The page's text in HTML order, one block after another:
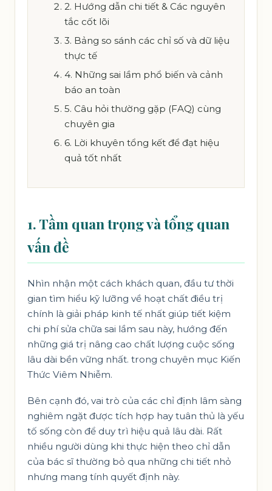
2. Hướng dẫn chi tiết & Các nguyên
tắc cốt lõi
3. Bảng so sánh các chỉ số và dữ liệu
thực tế
4. Những sai lầm phổ biến và cảnh
báo an toàn
5. Câu hỏi thường gặp (FAQ) cùng
chuyên gia
6. Lời khuyên tổng kết để đạt hiệu
quả tốt nhất
1. Tầm quan trọng và tổng quan
vấn đề
Nhìn nhận một cách khách quan, đầu tư thời
gian tìm hiểu kỹ lưỡng về hoạt chất điều trị
chính là giải pháp kinh tế nhất giúp tiết kiệm
chi phí sửa chữa sai lầm sau này, hướng đến
những giá trị nâng cao chất lượng cuộc sống
lâu dài bền vững nhất. trong chuyên mục Kiến
Thức Viêm Nhiễm.
Bên cạnh đó, vai trò của các chỉ định lâm sàng
nghiêm ngặt được tích hợp hay tuân thủ là yếu
tố sống còn để duy trì hiệu quả lâu dài. Rất
nhiều người dùng khi thực hiện theo chỉ dẫn
của bác sĩ thường bỏ qua những chi tiết nhỏ
nhưng mang tính quyết định này.